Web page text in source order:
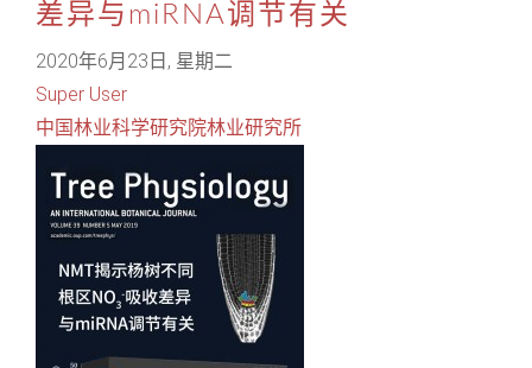
差异与miRNA调节有关
2020年6月23日, 星期二
Super User
中国林业科学研究院林业研究所